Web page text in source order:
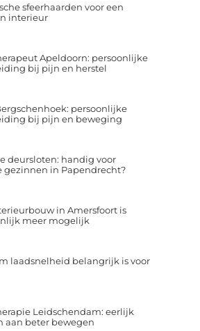
sfeerhaarden voor een
interieur
Apeldoorn: persoonlijke
bij pijn en herstel
persoonlijke
bij pijn en beweging
deursloten: handig voor
gezinnen in Papendrecht?
in Amersfoort is
meer mogelijk
laadsnelheid belangrijk is voor
Leidschendam: eerlijk
aan beter bewegen